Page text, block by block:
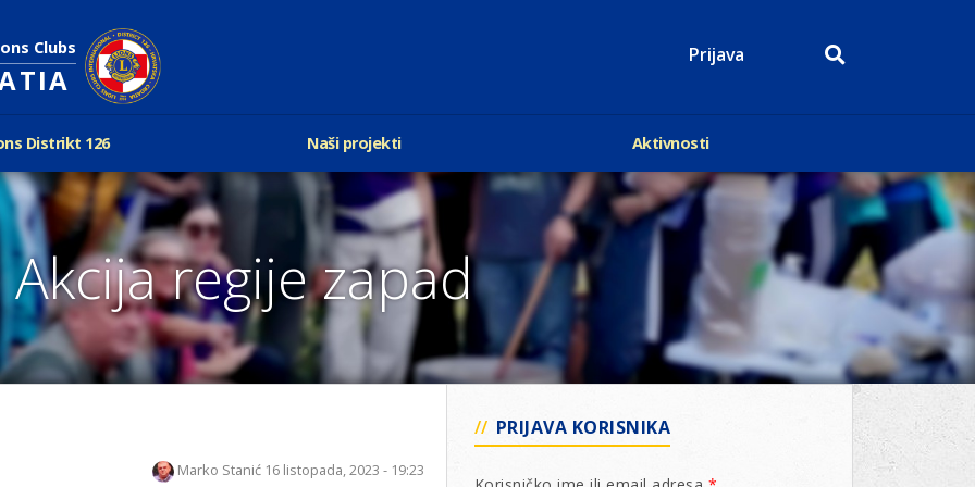
Clubs Prijava
Distrikt 126
Lionsa
i Leo klubovi
Karta klubova
Gdje se sastaju
Lions godina
Aktualno rukovodstvo D-126
Kabinet
Ustroj
Naši projekti
LCIF
Razmjena mladeži i kamp
Poster mira
Regata jedrima protiv droge
Foto natječaj
Lions QUEST
Lions vinograd dobrote
Projekti klubova
Aktivnosti
Događaji
Kalendar
Mediji o nama
Lions Magazin
Akcija regije zapad
Marko Stanić16 listopada, 2023 - 19:23
PRIJAVA KORISNIKA